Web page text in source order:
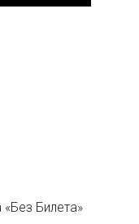
«Без Билета»